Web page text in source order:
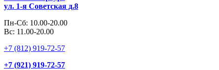
ул. 1-я Советская д.8
Пн-Сб: 10.00-20.00
Вс: 11.00-20.00
+7 (812) 919-72-57
+7 (921) 919-72-57